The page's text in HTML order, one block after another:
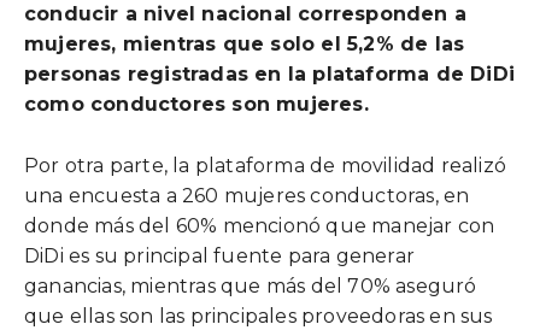
conducir a nivel nacional corresponden a
mujeres, mientras que solo el 5,2% de las
personas registradas en la plataforma de DiDi
como conductores son mujeres.
Por otra parte, la plataforma de movilidad realizó
una encuesta a 260 mujeres conductoras, en
donde más del 60% mencionó que manejar con
DiDi es su principal fuente para generar
ganancias, mientras que más del 70% aseguró
que ellas son las principales proveedoras en sus